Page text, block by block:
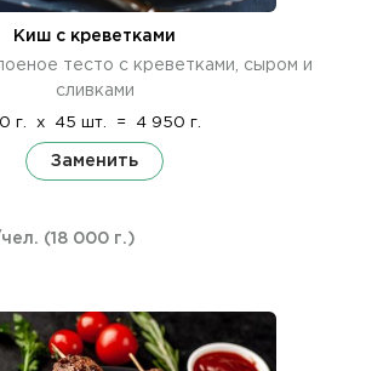
Киш с креветками
тесто с креветками, сыром и
сливками
г. x 45 шт. = 4 950 г.
Заменить
(18 000 г.)